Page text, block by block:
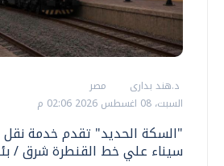
د.هند بدارى
مصر
السبت، 08 اغسطس 2026 02:06 م
"السكة الحديد" تقدم خدمة
سيناء علي خط القنطرة شرق /